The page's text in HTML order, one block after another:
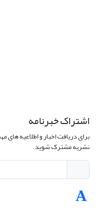
اشتراک خبرنامه
برای دریافت اخبار و اطلاعیه های
نشریه مشترک شوید.